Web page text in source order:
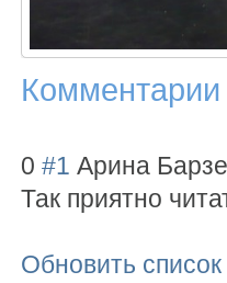
Комментарии
0 #1 Арина
Так приятно
Обновить